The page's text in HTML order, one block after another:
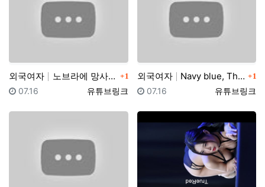
외국여자 노브라에 망사스타킹 입고 팬티리뷰하는 일본아줌마 가정부… 댓글
1
등록자
유튜브링크
등록일
07.16
외국여자 Navy blue, The Big Cup Bras, e… 댓글
1
등록자
유튜브링크
등록일
07.16